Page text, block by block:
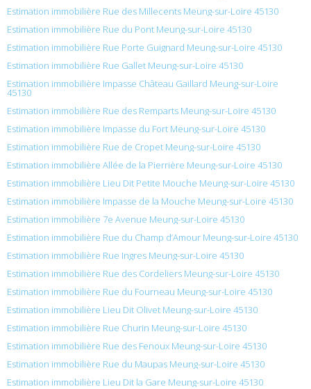
Estimation immobilière Rue des Millecents Meung-sur-Loire 45130
Estimation immobilière Rue du Pont Meung-sur-Loire 45130
Estimation immobilière Rue Porte Guignard Meung-sur-Loire 45130
Estimation immobilière Rue Gallet Meung-sur-Loire 45130
Estimation immobilière Impasse Château Gaillard Meung-sur-Loire
45130
Estimation immobilière Rue des Remparts Meung-sur-Loire 45130
Estimation immobilière Impasse du Fort Meung-sur-Loire 45130
Estimation immobilière Rue de Cropet Meung-sur-Loire 45130
Estimation immobilière Allée de la Pierrière Meung-sur-Loire 45130
Estimation immobilière Lieu Dit Petite Mouche Meung-sur-Loire 45130
Estimation immobilière Impasse de la Mouche Meung-sur-Loire 45130
Estimation immobilière 7e Avenue Meung-sur-Loire 45130
Estimation immobilière Rue du Champ d’Amour Meung-sur-Loire 45130
Estimation immobilière Rue Ingres Meung-sur-Loire 45130
Estimation immobilière Rue des Cordeliers Meung-sur-Loire 45130
Estimation immobilière Rue du Fourneau Meung-sur-Loire 45130
Estimation immobilière Lieu Dit Olivet Meung-sur-Loire 45130
Estimation immobilière Rue Churin Meung-sur-Loire 45130
Estimation immobilière Rue des Fenoux Meung-sur-Loire 45130
Estimation immobilière Rue du Maupas Meung-sur-Loire 45130
Estimation immobilière Lieu Dit la Gare Meung-sur-Loire 45130